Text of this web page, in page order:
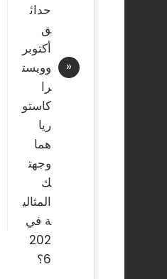
حدائ
ق
أكتوبر
وويست
را
كاستو
ريا
هما
وجهت
ك
المثالي
ة في
202
6؟